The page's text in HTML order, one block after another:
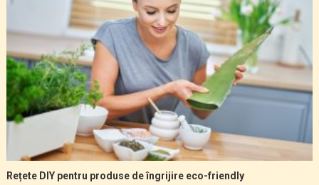
Rețete DIY pentru produse de îngrijire eco-friendly